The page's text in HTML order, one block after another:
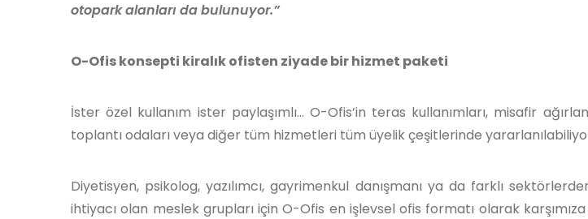
otopark alanları da bulunuyor.”
O-Ofis konsepti kiralık ofisten ziyade bir hizmet paketi
İster özel kullanım ister paylaşımlı... O-Ofis’in teras kullanımları, misafir
toplantı odaları veya diğer tüm hizmetleri tüm üyelik çeşitlerinde
Diyetisyen, psikolog, yazılımcı, gayrimenkul danışmanı ya da farklı
ihtiyacı olan meslek grupları için O-Ofis en işlevsel ofis formatı olarak karşımıza